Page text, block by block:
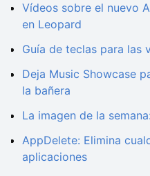
Vídeos sobre el nuevo
en Leopard
Guía de teclas para las
Deja Music Showcase
la bañera
La imagen de la
AppDelete: Elimina
aplicaciones